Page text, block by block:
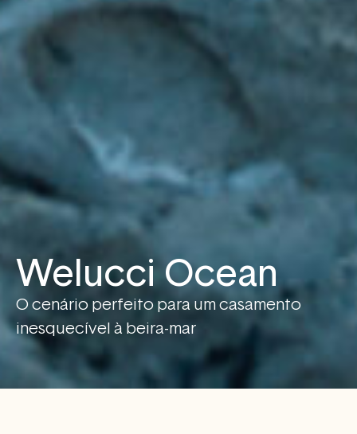
Welucci Ocean
O cenário perfeito para um casamento
inesquecível à beira-mar